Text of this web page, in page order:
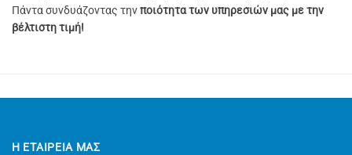
Πάντα συνδυάζοντας τηνποιότητα των υπηρεσιών μας με την
βέλτιστη τιμή!
Η ΕΤΑΙΡΕΊΑ ΜΑΣ